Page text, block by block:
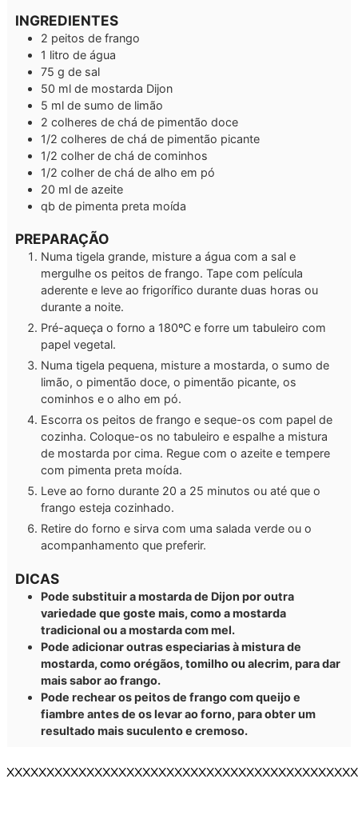
INGREDIENTES
2 peitos de frango
1 litro de água
75 g de sal
50 ml de mostarda Dijon
5 ml de sumo de limão
2 colheres de chá de pimentão doce
1/2 colheres de chá de pimentão picante
1/2 colher de chá de cominhos
1/2 colher de chá de alho em pó
20 ml de azeite
qb de pimenta preta moída
PREPARAÇÃO
Numa tigela grande, misture a água com a sal e
mergulhe os peitos de frango. Tape com película
aderente e leve ao frigorífico durante duas horas ou
durante a noite.
Pré-aqueça o forno a 180ºC e forre um tabuleiro com
papel vegetal.
Numa tigela pequena, misture a mostarda, o sumo de
limão, o pimentão doce, o pimentão picante, os
cominhos e o alho em pó.
Escorra os peitos de frango e seque-os com papel de
cozinha. Coloque-os no tabuleiro e espalhe a mistura
de mostarda por cima. Regue com o azeite e tempere
com pimenta preta moída.
Leve ao forno durante 20 a 25 minutos ou até que o
frango esteja cozinhado.
Retire do forno e sirva com uma salada verde ou o
acompanhamento que preferir.
DICAS
Pode substituir a mostarda de Dijon por outra
variedade que goste mais, como a mostarda
tradicional ou a mostarda com mel.
Pode adicionar outras especiarias à mistura de
mostarda, como orégãos, tomilho ou alecrim, para dar
mais sabor ao frango.
Pode rechear os peitos de frango com queijo e
fiambre antes de os levar ao forno, para obter um
resultado mais suculento e cremoso.